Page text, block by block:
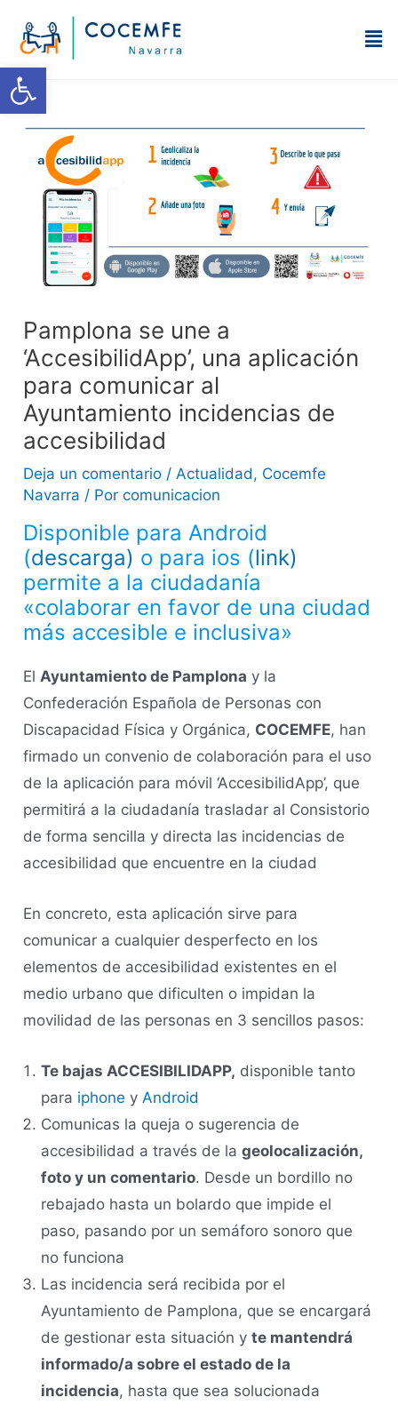
Abrir barra de herramientas
contenido
Pamplona se une a
‘AccesibilidApp’, una aplicación
para comunicar al
Ayuntamiento incidencias de
accesibilidad
Deja un comentario /Actualidad, Cocemfe
Navarra / Porcomunicacion
Disponible para Android
(descarga) o para ios (link)
permite a la ciudadanía
«colaborar en favor de una ciudad
más accesible e inclusiva»
ElAyuntamiento de Pamplona y la
Confederación Española de Personas con
Discapacidad Física y Orgánica, COCEMFE, han
firmado un convenio de colaboración para el uso
de la aplicación para móvil ‘AccesibilidApp’, que
permitirá a la ciudadanía trasladar al Consistorio
de forma sencilla y directa las incidencias de
accesibilidad que encuentre en la ciudad
En concreto, esta aplicación sirve para
comunicar a cualquier desperfecto en los
elementos de accesibilidad existentes en el
medio urbano que dificulten o impidan la
movilidad de las personas en 3 sencillos pasos:
Te bajas ACCESIBILIDAPP, disponible tanto
para iphoneyAndroid
Comunicas la queja o sugerencia de
accesibilidad a través de lageolocalización,
foto y un comentario. Desde un bordillo no
rebajado hasta un bolardo que impide el
paso, pasando por un semáforo sonoro que
no funciona
Las incidencia será recibida por el
Ayuntamiento de Pamplona, que se encargará
de gestionar esta situación yte mantendrá
informado/a sobre el estado de la
incidencia, hasta que sea solucionada
Navegación
de
entradas